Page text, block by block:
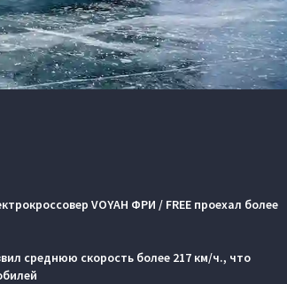
VOYAH ФРИ / FREE проехал более
среднюю скорость более 217 км/ч., что